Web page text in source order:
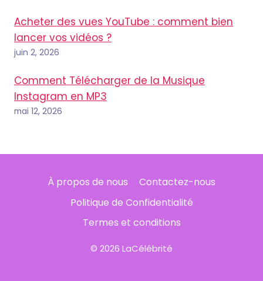
Acheter des vues YouTube : comment bien
lancer vos vidéos ?
juin 2, 2026
Comment Télécharger de la Musique
Instagram en MP3
mai 12, 2026
À propos de nous
Contactez-nous
Politique de Confidentialité
Termes et conditions
© 2026 LaCélébrité